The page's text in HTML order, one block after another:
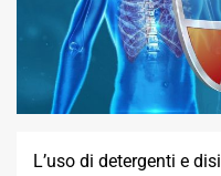
L’uso di detergenti e